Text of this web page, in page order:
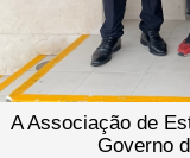
de Estudos
Governo da